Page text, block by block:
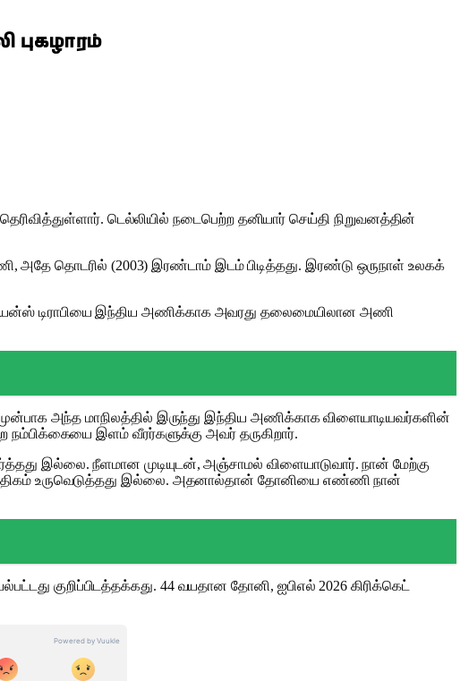
புகழாரம்
டெல்லியில் நடைபெற்ற தனியார் செய்தி நிறுவனத்தின்
தொடரில் (2003) இரண்டாம் இடம் பிடித்தது. இரண்டு ஒருநாள் உலகக்
டிராபியை இந்திய அணிக்காக அவரது தலைமையிலான அணி
அந்த மாநிலத்தில் இருந்து இந்திய அணிக்காக விளையாடியவர்களின்
இளம் வீரர்களுக்கு அவர் தருகிறார்.
இல்லை. நீளமான முடியுடன், அஞ்சாமல் விளையாடுவார். நான் மேற்கு
உருவெடுத்தது இல்லை. அதனால்தான் தோனியை எண்ணி நான்
குறிப்பிடத்தக்கது. 44 வயதான தோனி, ஐபிஎல் 2026 கிரிக்கெட்